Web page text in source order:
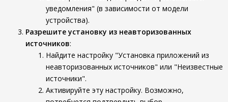
уведомления" (в зависимости от модели
устройства).
Разрешите установку из неавторизованных
источников:
Найдите настройку "Установка приложений из
неавторизованных источников" или "Неизвестные
источники".
Активируйте эту настройку. Возможно,